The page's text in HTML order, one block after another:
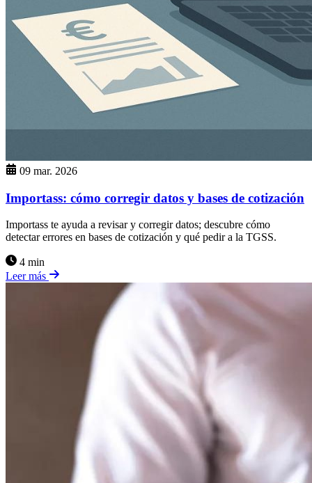
09 mar. 2026
Importass: cómo corregir datos y bases de cotización
Importass te ayuda a revisar y corregir datos; descubre cómo
detectar errores en bases de cotización y qué pedir a la TGSS.
4 min
Leer más